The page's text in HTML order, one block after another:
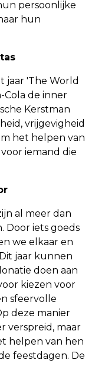
persoonlijke
hun
jaar 'The World
Cola de inner
Kerstman
vrijgevigheid
het helpen van
iemand die
al meer dan
Door iets goeds
we elkaar en
jaar kunnen
doen aan
kiezen voor
sfeervolle
deze manier
verspreid, maar
helpen van hen
feestdagen. De